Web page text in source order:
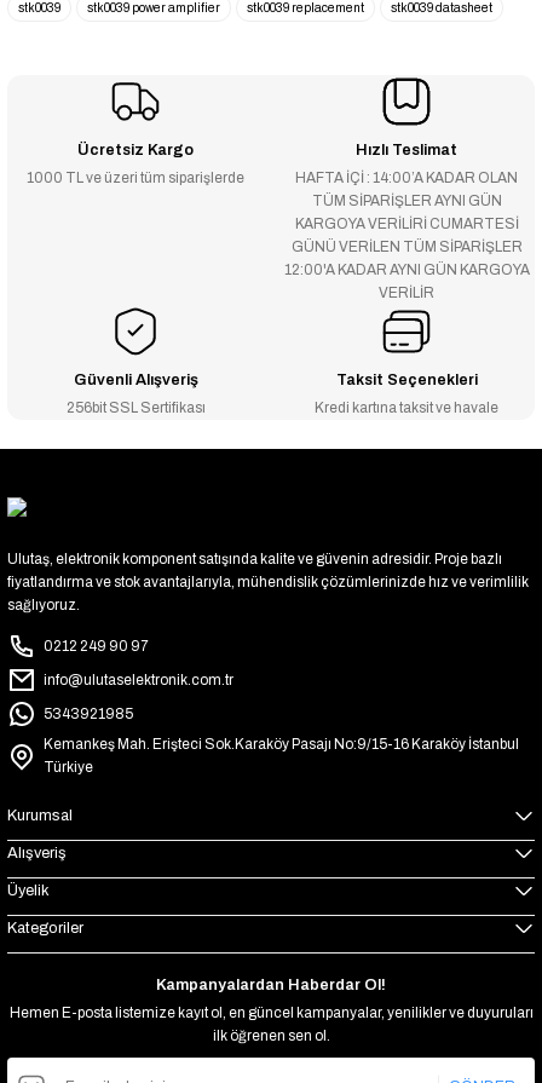
stk0039
stk0039 power amplifier stk0039 replacement stk0039 datasheet
Ücretsiz Kargo
1000 TL ve üzeri tüm siparişlerde
Hızlı Teslimat
HAFTA İÇİ : 14:00’A KADAR OLAN
TÜM SİPARİŞLER AYNI GÜN
KARGOYA VERİLİRİ CUMARTESİ
GÜNÜ VERİLEN TÜM SİPARİŞLER
12:00'A KADAR AYNI GÜN KARGOYA
VERİLİR
Güvenli Alışveriş
256bit SSL Sertifikası
Taksit Seçenekleri
Kredi kartına taksit ve havale
Ulutaş, elektronik komponent satışında kalite ve güvenin adresidir. Proje bazlı
fiyatlandırma ve stok avantajlarıyla, mühendislik çözümlerinizde hız ve verimlilik
sağlıyoruz.
0212 249 90 97
info@ulutaselektronik.com.tr
5343921985
Kemankeş Mah. Erişteci Sok.Karaköy Pasajı No:9/15-16 Karaköy İstanbul
Türkiye
Kurumsal
Alışveriş
Üyelik
Kategoriler
Kampanyalardan Haberdar Ol!
Hemen E-posta listemize kayıt ol, en güncel kampanyalar, yenilikler ve duyuruları
ilk öğrenen sen ol.